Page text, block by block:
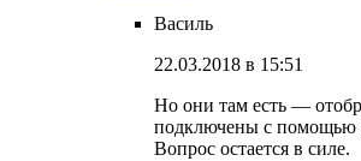
Василь
22.03.2018 в 15:51
Но они там есть —
подключены с помощью
Вопрос остается в силе.